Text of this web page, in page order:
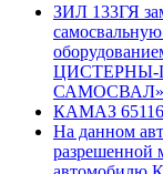
ЗИЛ 133ГЯ
ЦИСТЕРНЫ-
КАМАЗ 65116-
На данном
разрешенной